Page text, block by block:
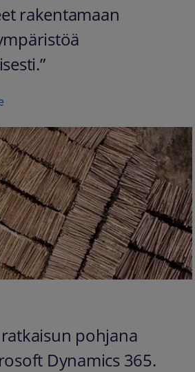
rakentamaan
ratkaisun pohjana
Dynamics 365.